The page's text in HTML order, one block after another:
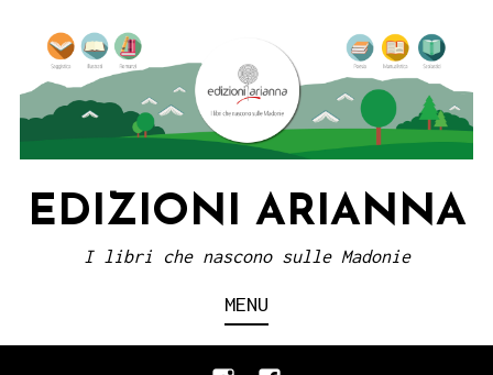
content
EDIZIONI ARIANNA
I libri che nascono sulle Madonie
MENU